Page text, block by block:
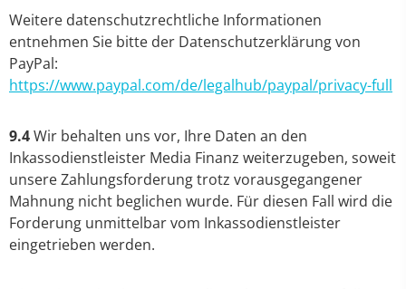
Weitere datenschutzrechtliche Informationen
entnehmen Sie bitte der Datenschutzerklärung von
PayPal:
https://www.paypal.com/de/legalhub/paypal/privacy-full
9.4Wir behalten uns vor, Ihre Daten an den
Inkassodienstleister Media Finanz weiterzugeben, soweit
unsere Zahlungsforderung trotz vorausgegangener
Mahnung nicht beglichen wurde. Für diesen Fall wird die
Forderung unmittelbar vom Inkassodienstleister
eingetrieben werden.